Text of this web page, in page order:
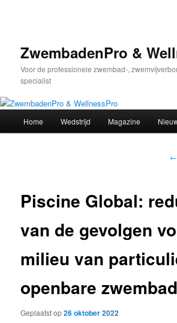
inhoudZwembadenPro &
Voor de professionele zwembad-,
specialist
Home Wedstrijd Magazine
←
Piscine Global:
van de gevolgen
milieu van
openbare
Geplaatst op26 oktober 2022